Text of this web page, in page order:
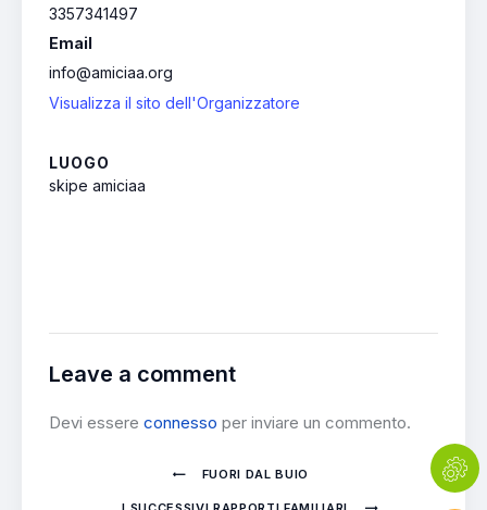
3357341497
Email
info@amiciaa.org
Visualizza il sito dell'Organizzatore
LUOGO
skipe amiciaa
Leave a comment
Devi essere connesso per inviare un commento.
FUORI DAL BUIO